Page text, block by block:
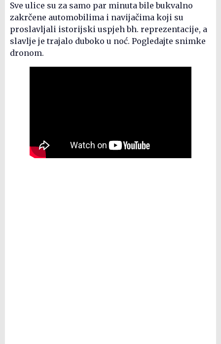
Sve ulice su za samo par minuta bile bukvalno
zakrčene automobilima i navijačima koji su
proslavljali istorijski uspjeh bh. reprezentacije, a
slavlje je trajalo duboko u noć. Pogledajte snimke
dronom.